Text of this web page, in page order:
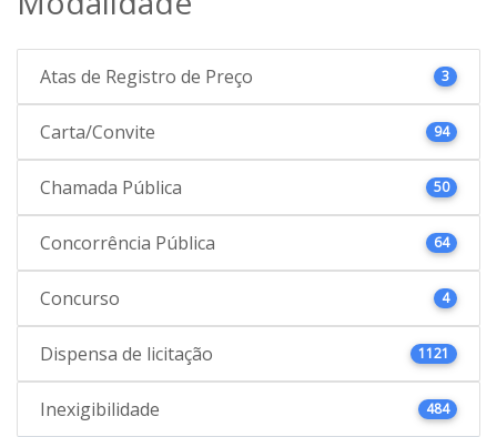
Atas de Registro de Preço 3
Carta/Convite 94
Chamada Pública 50
Concorrência Pública 64
Concurso 4
Dispensa de licitação 1121
Inexigibilidade 484